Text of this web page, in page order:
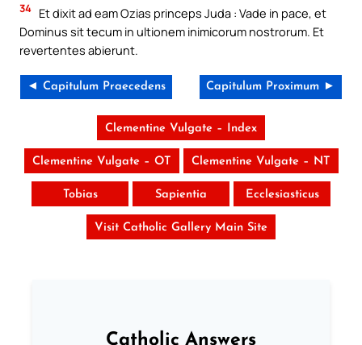
34 Et dixit ad eam Ozias princeps Juda : Vade in pace, et
Dominus sit tecum in ultionem inimicorum nostrorum. Et
revertentes abierunt.
◄ Capitulum Praecedens Capitulum Proximum ►
Clementine Vulgate – Index
Clementine Vulgate – OT Clementine Vulgate – NT
Tobias Sapientia Ecclesiasticus
Visit Catholic Gallery Main Site
Catholic Answers